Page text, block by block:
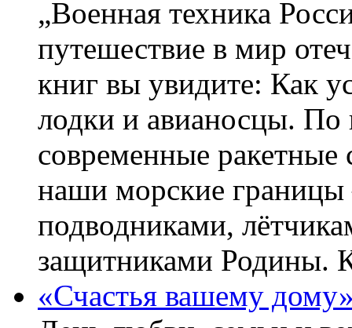
„Военная техника
путешествие в мир
книг вы увидите: Как
лодки и авианосцы.
современные ракетные
наши морские
подводниками,
защитниками Родины.
«Счастья вашему